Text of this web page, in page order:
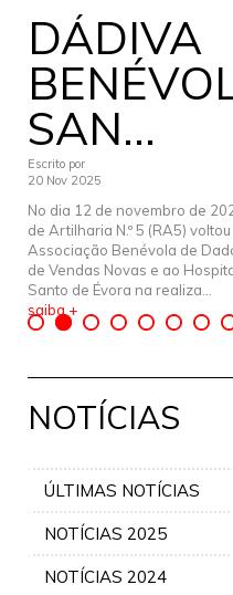
DÁDIVA
SAN...
Escrito por
20 Nov 2025
No dia 12 de novembro de
de Artilharia N.º 5 (RA5)
Associação Benévola de
de Vendas Novas e ao
Santo de Évora na realiza...
saiba +
NOTÍCIAS
ÚLTIMAS NOTÍCIAS
NOTÍCIAS 2025
NOTÍCIAS 2024